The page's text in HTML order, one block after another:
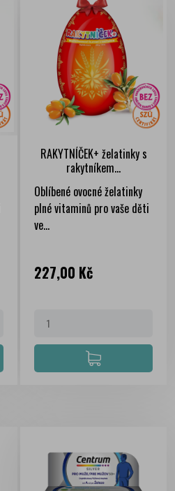
RAKYTNÍČEK+ želatinky s
rakytníkem...
Oblíbené ovocné želatinky
plné vitaminů pro vaše děti
ve...
Cena
227,00 Kč